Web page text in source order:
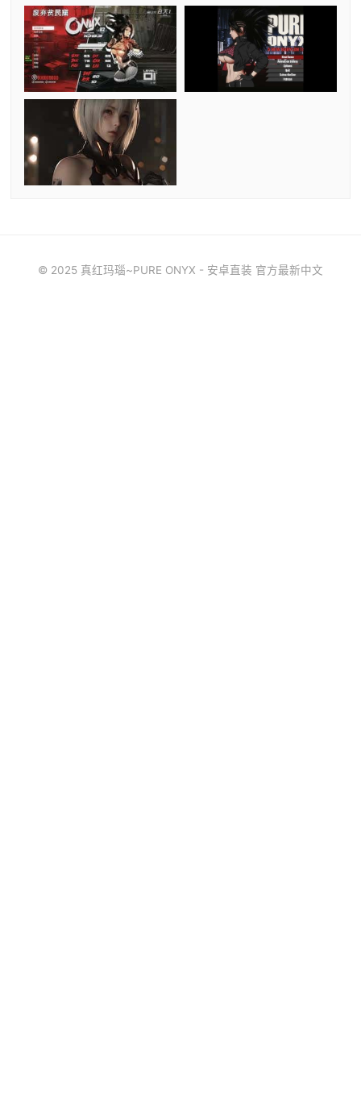
© 2025 真红玛瑙~PURE ONYX - 安卓直装 官方最新中文